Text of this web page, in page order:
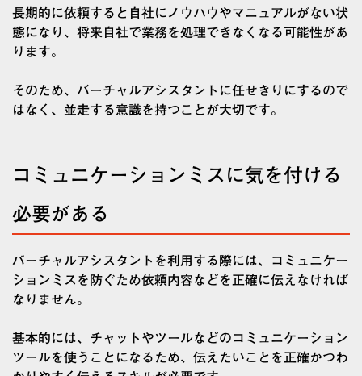
長期的に依頼すると自社にノウハウやマニュアルがない状
態になり、将来自社で業務を処理できなくなる可能性があ
ります。
そのため、バーチャルアシスタントに任せきりにするので
はなく、並走する意識を持つことが大切です。
コミュニケーションミスに気を付ける
必要がある
バーチャルアシスタントを利用する際には、コミュニケー
ションミスを防ぐため依頼内容などを正確に伝えなければ
なりません。
基本的には、チャットやツールなどのコミュニケーション
ツールを使うことになるため、伝えたいことを正確かつわ